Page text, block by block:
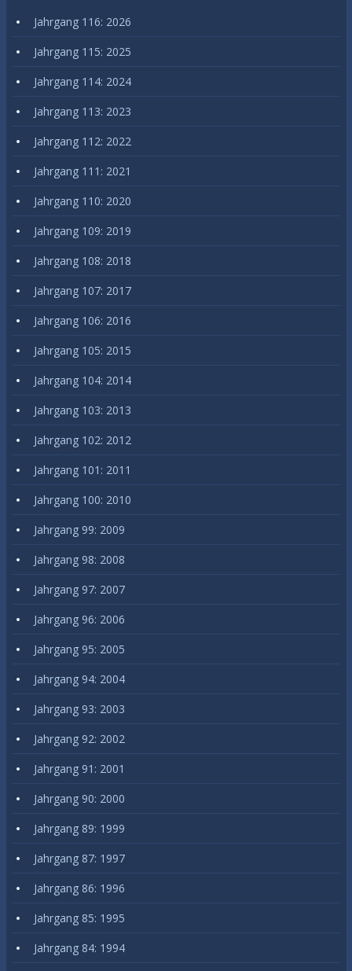
Jahrgang 116: 2026
Jahrgang 115: 2025
Jahrgang 114: 2024
Jahrgang 113: 2023
Jahrgang 112: 2022
Jahrgang 111: 2021
Jahrgang 110: 2020
Jahrgang 109: 2019
Jahrgang 108: 2018
Jahrgang 107: 2017
Jahrgang 106: 2016
Jahrgang 105: 2015
Jahrgang 104: 2014
Jahrgang 103: 2013
Jahrgang 102: 2012
Jahrgang 101: 2011
Jahrgang 100: 2010
Jahrgang 99: 2009
Jahrgang 98: 2008
Jahrgang 97: 2007
Jahrgang 96: 2006
Jahrgang 95: 2005
Jahrgang 94: 2004
Jahrgang 93: 2003
Jahrgang 92: 2002
Jahrgang 91: 2001
Jahrgang 90: 2000
Jahrgang 89: 1999
Jahrgang 87: 1997
Jahrgang 86: 1996
Jahrgang 85: 1995
Jahrgang 84: 1994